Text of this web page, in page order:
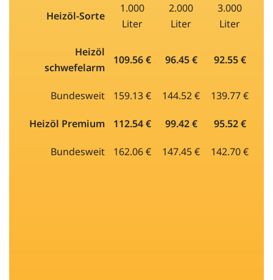
Heizöl-Sorte
1.000
Liter
2.000
Liter
3.000
Liter
Heizöl
schwefelarm
109.56 € 96.45 € 92.55 €
Bundesweit 159.13 € 144.52 € 139.77 €
Heizöl Premium 112.54 € 99.42 € 95.52 €
Bundesweit 162.06 € 147.45 € 142.70 €